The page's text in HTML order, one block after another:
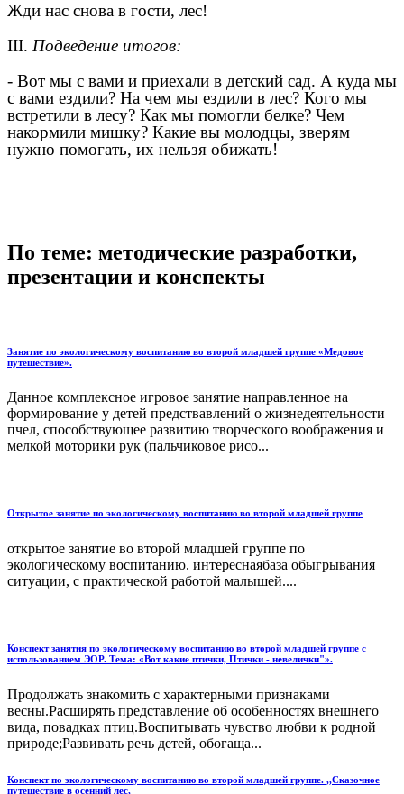
Жди нас снова в гости, лес!
III. Подведение итогов:
- Вот мы с вами и приехали в детский сад. А куда мы
с вами ездили? На чем мы ездили в лес? Кого мы
встретили в лесу? Как мы помогли белке? Чем
накормили мишку? Какие вы молодцы, зверям
нужно помогать, их нельзя обижать!
По теме: методические разработки,
презентации и конспекты
Занятие по экологическому воспитанию во второй младшей группе «Медовое
путешествие».
Данное комплексное игровое занятие направленное на
формирование у детей предствавлений о жизнедеятельности
пчел, способствующее развитию творческого воображения и
мелкой моторики рук (пальчиковое рисо...
Открытое занятие по экологическому воспитанию во второй младшей группе
открытое занятие во второй младшей группе по
экологическому воспитанию. интереснаябаза обыгрывания
ситуации, с практической работой малышей....
Конспект занятия по экологическому воспитанию во второй младшей группе с
использованием ЭОР. Тема: «Вот какие птички, Птички - невелички"».
Продолжать знакомить с характерными признаками
весны.Расширять представление об особенностях внешнего
вида, повадках птиц.Воспитывать чувство любви к родной
природе;Развивать речь детей, обогаща...
Конспект по экологическому воспитанию во второй младшей группе. ,,Сказочное
путешествие в осенний лес,